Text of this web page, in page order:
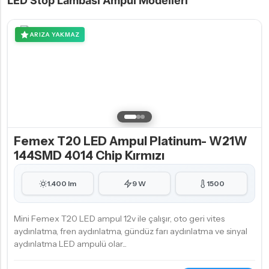
ARIZA YAKMAZ
Femex T20 LED Ampul Platinum- W21W
144SMD 4014 Chip Kırmızı
1.400 lm 9 W 1500
Mini Femex T20 LED ampul 12v ile çalışır, oto geri vites
aydınlatma, fren aydınlatma, gündüz farı aydınlatma ve sinyal
aydınlatma LED ampulü olar...